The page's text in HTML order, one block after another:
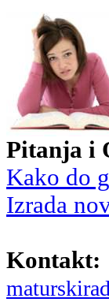
Pitanja i
Kako do
Izrada
Kontakt: